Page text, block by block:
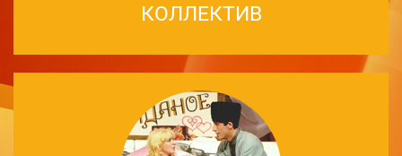
КОЛЛЕКТИВ